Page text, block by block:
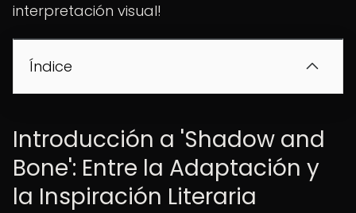
interpretación visual!
Índice
Introducción a 'Shadow and
Bone': Entre la Adaptación y
la Inspiración Literaria